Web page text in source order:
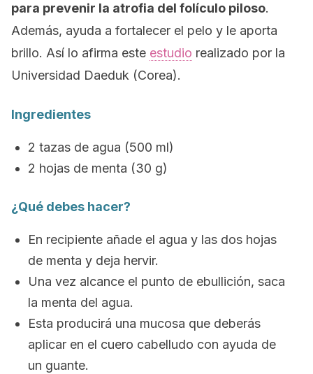
para prevenir la atrofia del folículo piloso.
Además, ayuda a fortalecer el pelo y le aporta
brillo. Así lo afirma este estudio realizado por la
Universidad Daeduk (Corea).
Ingredientes
2 tazas de agua (500 ml)
2 hojas de menta (30 g)
¿Qué debes hacer?
En recipiente añade el agua y las dos hojas
de menta y deja hervir.
Una vez alcance el punto de ebullición, saca
la menta del agua.
Esta producirá una mucosa que deberás
aplicar en el cuero cabelludo con ayuda de
un guante.